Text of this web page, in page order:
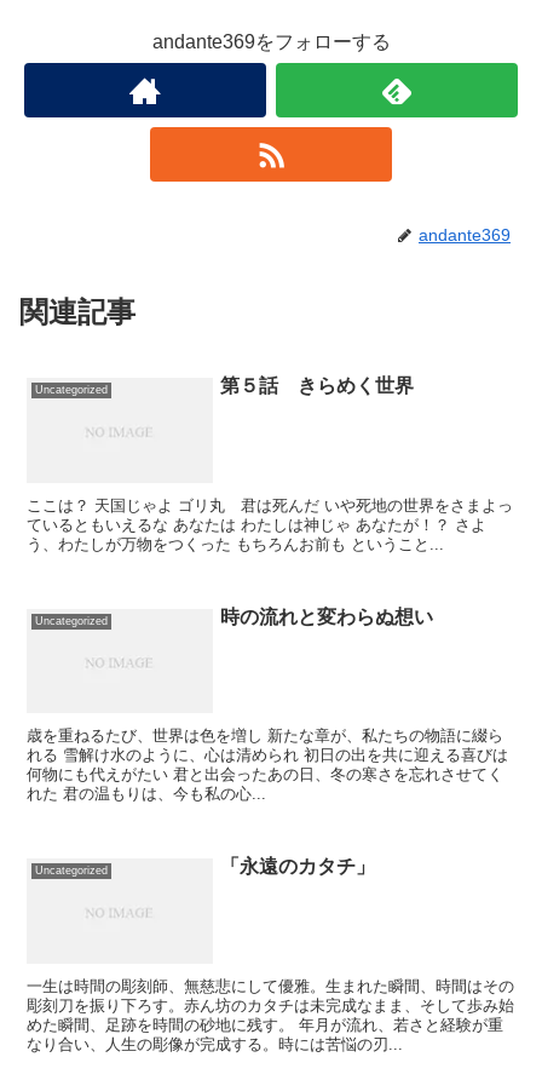
andante369をフォローする
andante369
関連記事
Uncategorized 第５話 きらめく世界
ここは？ 天国じゃよ ゴリ丸 君は死んだ いや死地の世界をさまよっ
ているともいえるな あなたは わたしは神じゃ あなたが！？ さよ
う、わたしが万物をつくった もちろんお前も ということ...
Uncategorized 時の流れと変わらぬ想い
歳を重ねるたび、世界は色を増し 新たな章が、私たちの物語に綴ら
れる 雪解け水のように、心は清められ 初日の出を共に迎える喜びは
何物にも代えがたい 君と出会ったあの日、冬の寒さを忘れさせてく
れた 君の温もりは、今も私の心...
Uncategorized 「永遠のカタチ」
一生は時間の彫刻師、無慈悲にして優雅。生まれた瞬間、時間はその
彫刻刀を振り下ろす。赤ん坊のカタチは未完成なまま、そして歩み始
めた瞬間、足跡を時間の砂地に残す。 年月が流れ、若さと経験が重
なり合い、人生の彫像が完成する。時には苦悩の刃...